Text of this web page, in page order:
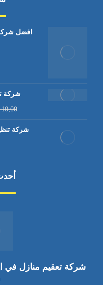
افضل شركة
شركة
10,00
شركة تنظيف